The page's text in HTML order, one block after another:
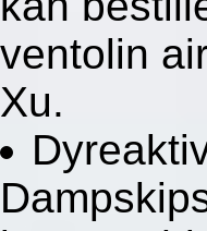
ventolin
Xu.